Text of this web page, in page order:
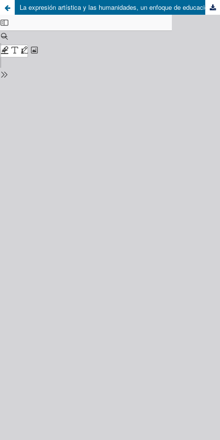
La expresión artística y las humanidades, un enfoque de educación integrada en la formación del educador